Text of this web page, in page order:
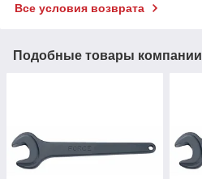
Все условия возврата
Подобные товары компании